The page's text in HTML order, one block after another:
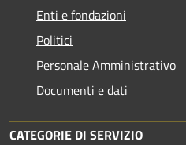
Enti e fondazioni
Politici
Personale Amministrativo
Documenti e dati
CATEGORIE DI SERVIZIO